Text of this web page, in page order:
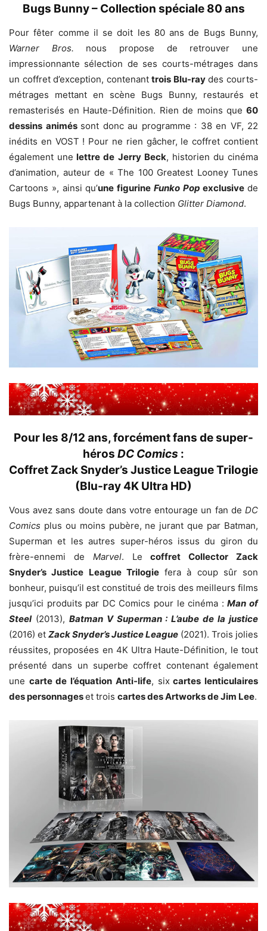
Bugs Bunny – Collection spéciale 80 ans
Pour fêter comme il se doit les 80 ans de Bugs Bunny,
Warner Bros. nous propose de retrouver une
impressionnante sélection de ses courts-métrages dans
un coffret d’exception, contenanttrois Blu-raydes courts-
métrages mettant en scène Bugs Bunny, restaurés et
remasterisés en Haute-Définition. Rien de moins que 60
dessins animés sont donc au programme : 38 en VF, 22
inédits en VOST ! Pour ne rien gâcher, le coffret contient
également une lettre de Jerry Beck, historien du cinéma
d’animation, auteur de « The 100 Greatest Looney Tunes
Cartoons », ainsi qu’une figurine Funko Pop exclusive de
Bugs Bunny, appartenant à la collection Glitter Diamond.
Pour les 8/12 ans, forcément fans de super-
héros DC Comics :
Coffret Zack Snyder’s Justice League Trilogie
(Blu-ray 4K Ultra HD)
Vous avez sans doute dans votre entourage un fan de DC
Comics plus ou moins pubère, ne jurant que par Batman,
Superman et les autres super-héros issus du giron du
frère-ennemi de Marvel. Lecoffret Collector Zack
Snyder’s Justice League Trilogiefera à coup sûr son
bonheur, puisqu’il est constitué de trois des meilleurs films
jusqu’ici produits par DC Comics pour le cinéma :Man of
Steel(2013), Batman V Superman : L’aube de la justice
(2016) et Zack Snyder’s Justice League (2021). Trois jolies
réussites, proposées en 4K Ultra Haute-Définition, le tout
présenté dans un superbe coffret contenant également
une carte de l’équation Anti-life, six cartes lenticulaires
des personnageset trois cartes des Artworks de Jim Lee.